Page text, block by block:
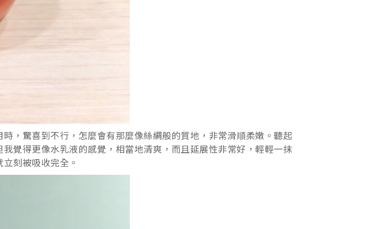
，驚喜到不行，怎麼會有那麼像絲綢般的質地，非常滑順柔嫩。聽起
覺得更像水乳液的感覺，相當地清爽，而且延展性非常好，輕輕一抹
刻被吸收完全。